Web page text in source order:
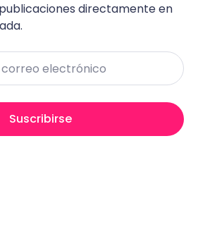
directamente en
Suscribirse